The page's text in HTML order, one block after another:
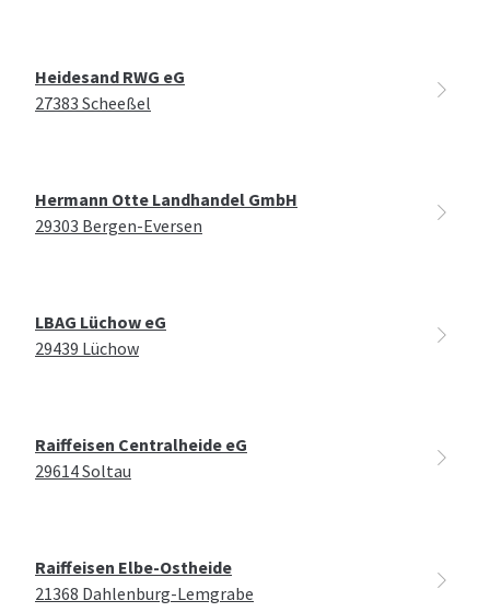
Heidesand RWG eG
27383 Scheeßel
Hermann Otte Landhandel GmbH
29303 Bergen-Eversen
LBAG Lüchow eG
29439 Lüchow
Raiffeisen Centralheide eG
29614 Soltau
Raiffeisen Elbe-Ostheide
21368 Dahlenburg-Lemgrabe